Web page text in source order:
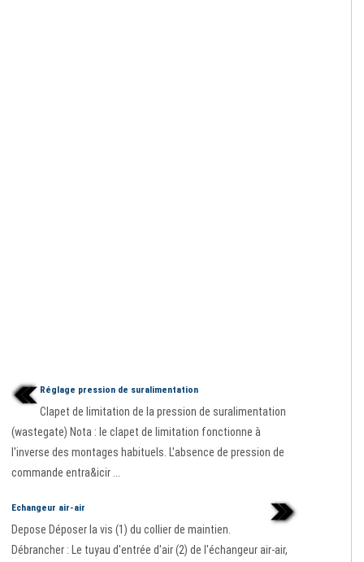
Réglage pression de suralimentation
Clapet de limitation de la pression de suralimentation
(wastegate) Nota : le clapet de limitation fonctionne à
l'inverse des montages habituels. L'absence de pression de
commande entra&icir ...
Echangeur air-air
Depose Déposer la vis (1) du collier de maintien.
Débrancher : Le tuyau d'entrée d'air (2) de l'échangeur air-air,